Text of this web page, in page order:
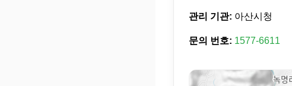
관리 기관: 아산시청
문의 번호: 1577-6611